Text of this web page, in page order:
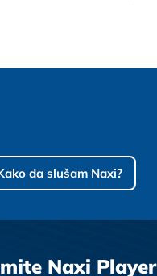
da slušam Naxi?
Naxi Player